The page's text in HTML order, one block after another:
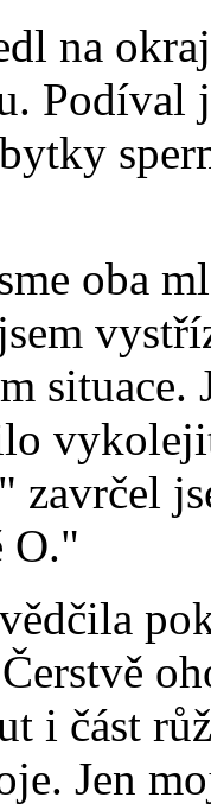
na
Podíval
oba
zavrčel
O."
i část
Jen